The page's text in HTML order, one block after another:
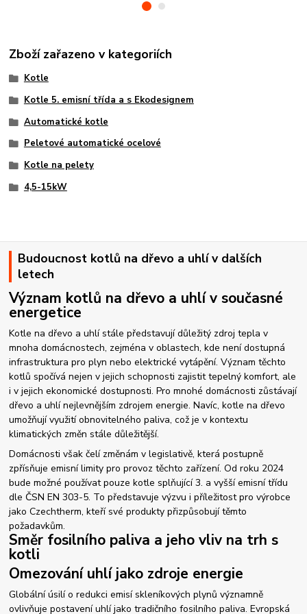
Zboží zařazeno v kategoriích
Kotle
Kotle 5. emisní třída a s Ekodesignem
Automatické kotle
Peletové automatické ocelové
Kotle na pelety
4,5-15kW
Budoucnost kotlů na dřevo a uhlí v dalších
letech
Význam kotlů na dřevo a uhlí v současné
energetice
Kotle na dřevo a uhlí stále představují důležitý zdroj tepla v
mnoha domácnostech, zejména v oblastech, kde není dostupná
infrastruktura pro plyn nebo elektrické vytápění. Význam těchto
kotlů spočívá nejen v jejich schopnosti zajistit tepelný komfort, ale
i v jejich ekonomické dostupnosti. Pro mnohé domácnosti zůstávají
dřevo a uhlí nejlevnějším zdrojem energie. Navíc, kotle na dřevo
umožňují využití obnovitelného paliva, což je v kontextu
klimatických změn stále důležitější.
Domácnosti však čelí změnám v legislativě, která postupně
zpřísňuje emisní limity pro provoz těchto zařízení. Od roku 2024
bude možné používat pouze kotle splňující 3. a vyšší emisní třídu
dle ČSN EN 303-5. To představuje výzvu i příležitost pro výrobce
jako Czechtherm, kteří své produkty přizpůsobují těmto
požadavkům.
Směr fosilního paliva a jeho vliv na trh s
kotli
Omezování uhlí jako zdroje energie
Globální úsilí o redukci emisí skleníkových plynů významně
ovlivňuje postavení uhlí jako tradičního fosilního paliva. Evropská